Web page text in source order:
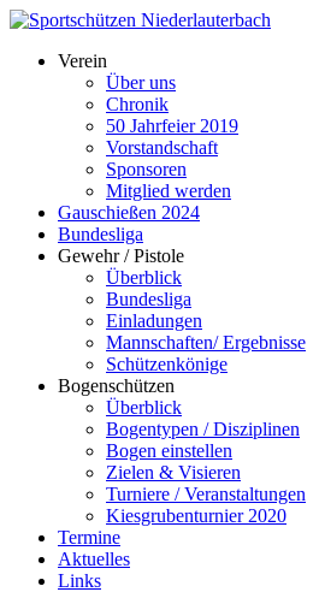
Verein
Über uns
Chronik
50 Jahrfeier 2019
Vorstandschaft
Sponsoren
Mitglied werden
Gauschießen 2024
Bundesliga
Gewehr / Pistole
Überblick
Bundesliga
Einladungen
Mannschaften/ Ergebnisse
Schützenkönige
Bogenschützen
Überblick
Bogentypen / Disziplinen
Bogen einstellen
Zielen & Visieren
Turniere / Veranstaltungen
Kiesgrubenturnier 2020
Termine
Aktuelles
Links